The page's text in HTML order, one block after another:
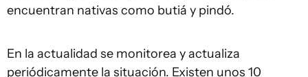
encuentran nativas como butiá y pindó.
En la actualidad se monitorea y actualiza
periódicamente la situación. Existen unos 10